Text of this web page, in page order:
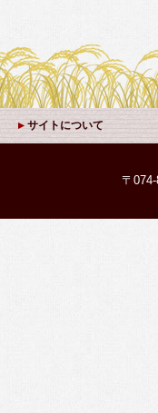
サイトについて
〒